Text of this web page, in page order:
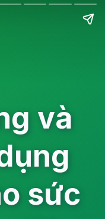
và
sức